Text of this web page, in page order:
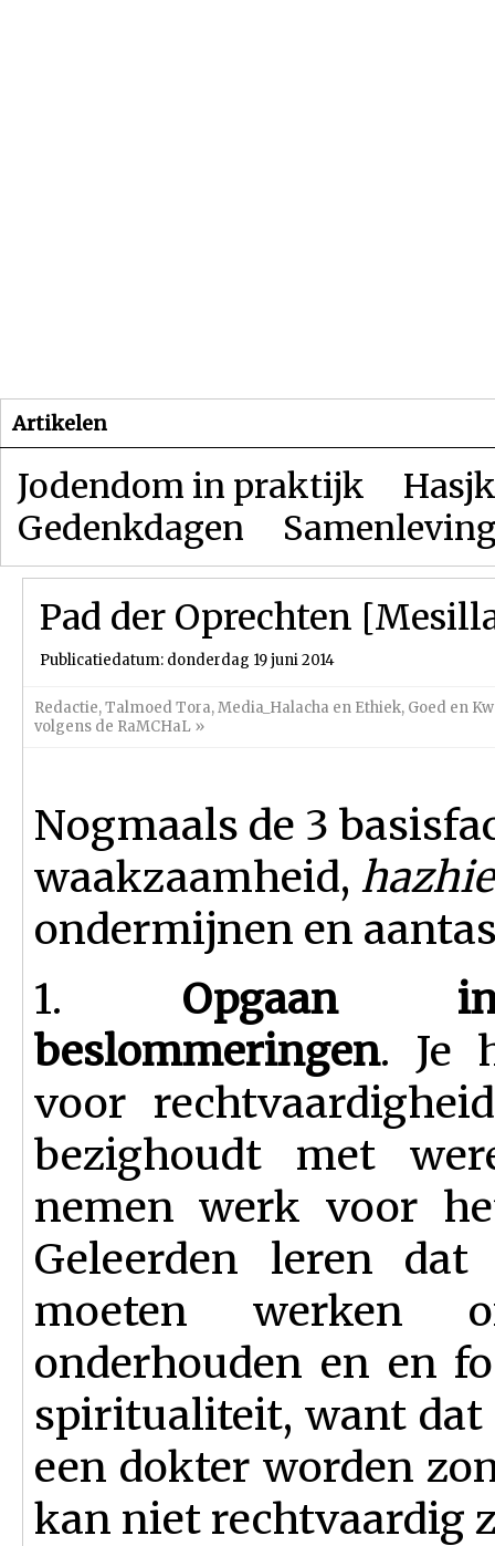
Artikelen
Jodendom in praktijk
Gedenkdagen
Pad der Oprechten
Publicatiedatum: donderdag 19 juni 2014
Redactie,Talmoed Tora,Media_Halacha en Ethiek, Goed en
volgens de RaMCHaL »
Nogmaals de 3
waakzaamheid,
ondermijnen en
1. Opgaan
beslommeringen. Je
voor
bezighoudt met
nemen werk voor
Geleerden leren
moeten werken
onderhouden en en
spiritualiteit, want dat
een dokter worden
kan niet rechtvaardig